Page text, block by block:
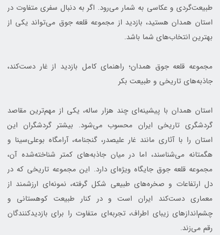
طبیعت‌گردی و عکاسی به شمار می‌رود. اگر به دنبال سفری متفاوت در
استان همدان هستید، بازدید از مجموعه قلعه جوق می‌تواند یکی از
بهترین انتخاب‌های شما باشد.
مجموعه قلعه جوق همدان؛ راهنمای کامل بازدید از غار دست‌کند،
جاذبه‌های تاریخی و طبیعت بکر
استان همدان با پیشینه‌ای چند هزار ساله، یکی از مهم‌ترین مقاصد
گردشگری تاریخی ایران محسوب می‌شود. بیشتر گردشگران این
استان را با آثاری مانند غار علیصدر، گنجنامه، آرامگاه بوعلی‌سینا و
هگمتانه می‌شناسند، اما در میان جاذبه‌های کمتر شناخته‌شده آن،
مجموعه قلعه جوق جایگاه ویژه‌ای دارد. این مجموعه تاریخی که در
دل ارتفاعات و صخره‌های طبیعی شکل گرفته، نمونه‌ای ارزشمند از
معماری دست‌کند ایران است و در کنار طبیعت کوهستانی و
چشم‌اندازهای زیبای اطراف، تجربه‌ای متفاوت را برای بازدیدکنندگان
رقم می‌زند.